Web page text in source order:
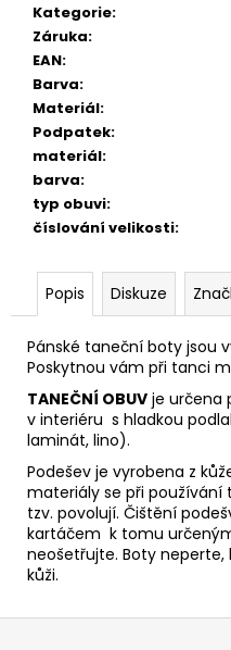
Kategorie:
Záruka:
EAN:
Barva:
Materiál:
Podpatek:
materiál:
barva:
typ obuvi:
číslování velikosti:
Popis Diskuze
Pánské taneční boty jsou
Poskytnou vám při tanci
TANEČNÍ OBUV je určena
v interiéru s hladkou
laminát,
Podešev je vyrobena z
materiály se při používání
tzv. povolují. Čištění
kartáčem k tomu
neošetřujte. Boty neperte,
kůži.
m
e
TANEČNÍ
BOTY
PLNOU
ŠPIČKOU
PD
121,
ČERNÁ
PODPATEK
CM
3
690
Kč
Z